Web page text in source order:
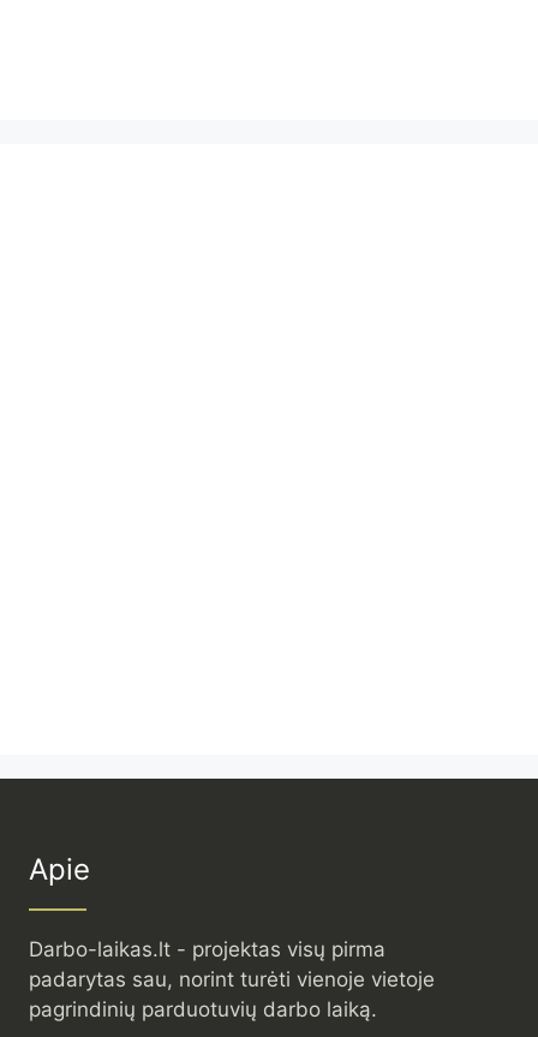
Apie
Darbo-laikas.lt - projektas visų pirma
padarytas sau, norint turėti vienoje vietoje
pagrindinių parduotuvių darbo laiką.